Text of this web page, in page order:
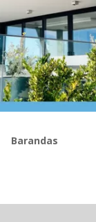
Barandas